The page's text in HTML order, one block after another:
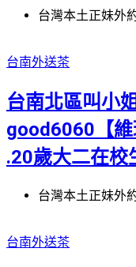
台灣本土正妹外
台南外送茶
台南北區叫小
good6060【
.20歲大二在校
台灣本土正妹外
台南外送茶